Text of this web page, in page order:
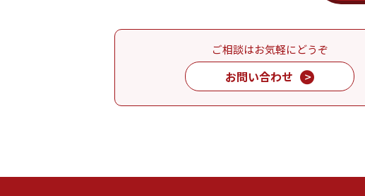
ご相談はお気軽にどうぞ
お問い合わせ